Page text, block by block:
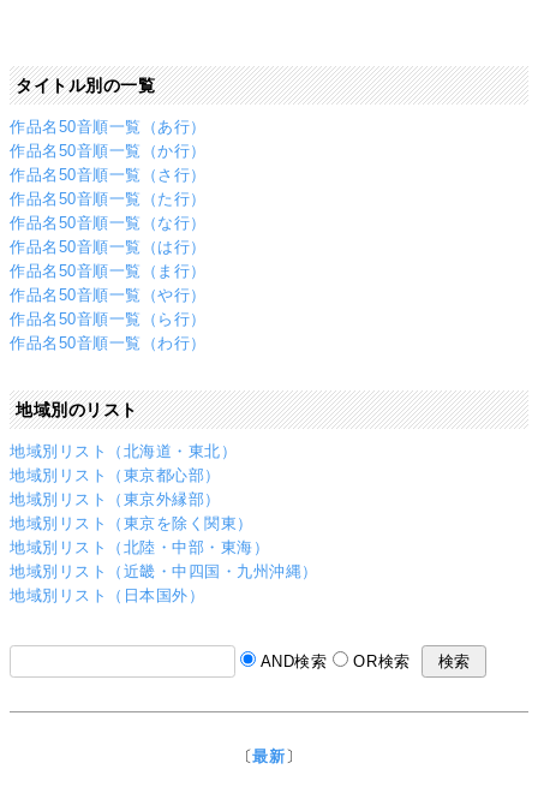
タイトル別の一覧
作品名50音順一覧（あ行）
作品名50音順一覧（か行）
作品名50音順一覧（さ行）
作品名50音順一覧（た行）
作品名50音順一覧（な行）
作品名50音順一覧（は行）
作品名50音順一覧（ま行）
作品名50音順一覧（や行）
作品名50音順一覧（ら行）
作品名50音順一覧（わ行）
地域別のリスト
地域別リスト（北海道・東北）
地域別リスト（東京都心部）
地域別リスト（東京外縁部）
地域別リスト（東京を除く関東）
地域別リスト（北陸・中部・東海）
地域別リスト（近畿・中四国・九州沖縄）
地域別リスト（日本国外）
AND検索 OR検索
〔最新 〕